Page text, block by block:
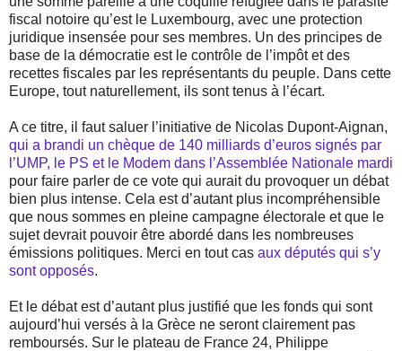
fiscal notoire qu’est le Luxembourg, avec une protection
juridique insensée pour ses membres. Un des principes de
base de la démocratie est le contrôle de l’impôt et des
recettes fiscales par les représentants du peuple. Dans cette
Europe, tout naturellement, ils sont tenus à l’écart.
A ce titre, il faut saluer l’initiative de Nicolas Dupont-Aignan,
qui a brandi un chèque de 140 milliards d’euros signés par
l’UMP, le PS et le Modem dans l’Assemblée Nationale mardi
pour faire parler de ce vote qui aurait du provoquer un débat
bien plus intense. Cela est d’autant plus incompréhensible
que nous sommes en pleine campagne électorale et que le
sujet devrait pouvoir être abordé dans les nombreuses
émissions politiques. Merci en tout cas aux députés qui s’y
sont opposés.
Et le débat est d’autant plus justifié que les fonds qui sont
aujourd’hui versés à la Grèce ne seront clairement pas
remboursés. Sur le plateau de France 24, Philippe